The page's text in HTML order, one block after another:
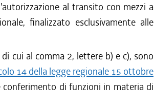
al transito con mezzi a
finalizzato esclusivamente alle
cui al comma 2, lettere b) e c), sono
14 della legge regionale 15 ottobre
conferimento di funzioni in materia di